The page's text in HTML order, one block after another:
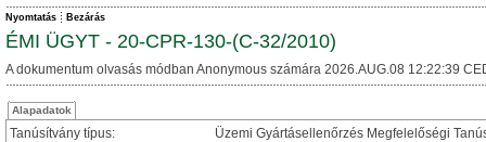
Nyomtatás Bezárás
ÉMI ÜGYT - 20-CPR-130-(C-32/2010)
A dokumentum olvasás módban Anonymous számára 2026.AUG.08 12:22:39
Alapadatok
Tanúsítvány típus:
Üzemi Gyártásellenőrzés Megfelelőségi